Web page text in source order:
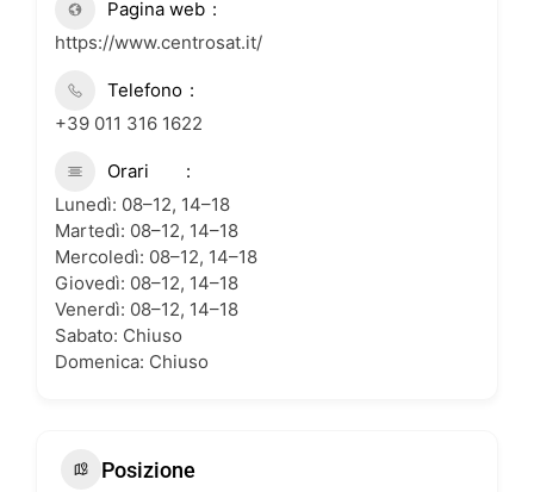
Pagina web
https://www.centrosat.it/
Telefono
+39 011 316 1622
Orari
Lunedì: 08–12, 14–18
Martedì: 08–12, 14–18
Mercoledì: 08–12, 14–18
Giovedì: 08–12, 14–18
Venerdì: 08–12, 14–18
Sabato: Chiuso
Domenica: Chiuso
Posizione